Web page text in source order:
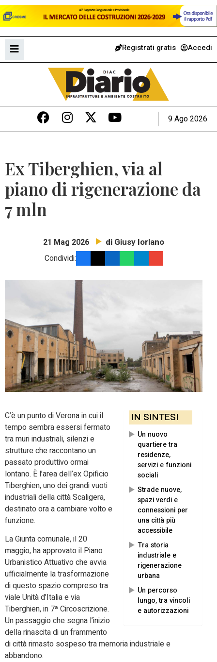
Registrati gratis Accedi
9 Ago 2026
Ex Tiberghien, via al
piano di rigenerazione da
7 mln
21 Mag 2026 di Giusy Iorlano
Condividi:
IN SINTESI
Un nuovo
quartiere tra
residenze,
servizi e funzioni
sociali
Strade nuove,
spazi verdi e
connessioni per
una città più
accessibile
Tra storia
industriale e
rigenerazione
urbana
Un percorso
lungo, tra vincoli
e autorizzazioni
C’è un punto di Verona in cui il
tempo sembra essersi fermato
tra muri industriali, silenzi e
strutture che raccontano un
passato produttivo ormai
lontano. È l’area dell’ex Opificio
Tiberghien, uno dei grandi vuoti
industriali della città Scaligera,
destinato ora a cambiare volto e
funzione.
La Giunta comunale, il 20
maggio, ha approvato il Piano
Urbanistico Attuativo che avvia
ufficialmente la trasformazione
di questo spazio compreso tra
viale Unità d’Italia e via
Tiberghien, in 7ª Circoscrizione.
Un passaggio che segna l’inizio
della rinascita di un frammento
di città rimasto sospeso tra memoria industriale e
abbandono.